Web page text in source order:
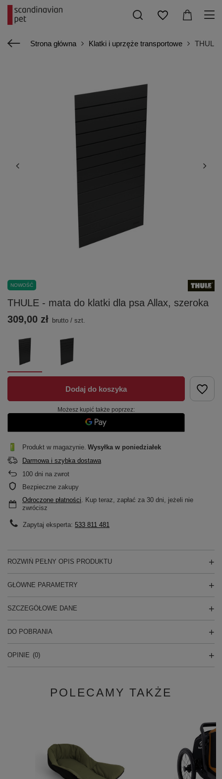
Strona główna Klatki i uprzęże transportowe THULE
NOWOŚĆ
THULE - mata do klatki dla psa Allax, szeroka
309,00 zł brutto / szt.
Dodaj do koszyka
Możesz kupić także poprzez:
Produkt w magazynie Wysyłka w poniedziałek
Darmowa i szybka dostawa
100 dni na zwrot
Bezpieczne zakupy
Odroczone płatności. Kup teraz, zapłać za 30 dni, jeżeli nie
zwrócisz
Zapytaj eksperta: 533 811 481
ROZWIŃ PEŁNY OPIS PRODUKTU
GŁÓWNE PARAMETRY
SZCZEGÓŁOWE DANE
DO POBRANIA
OPINIE (0)
POLECAMY TAKŻE